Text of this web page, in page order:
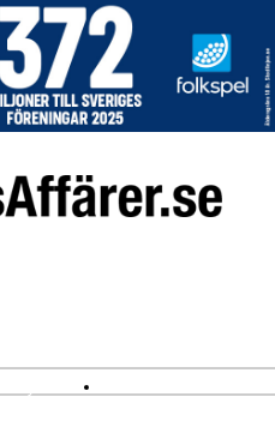
Nyhetsbrev